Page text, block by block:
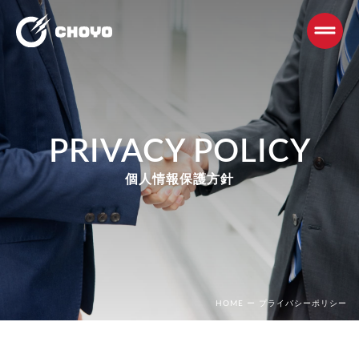
PRIVACY POLICY
個人情報保護方針
HOME ー プライバシーポリシー